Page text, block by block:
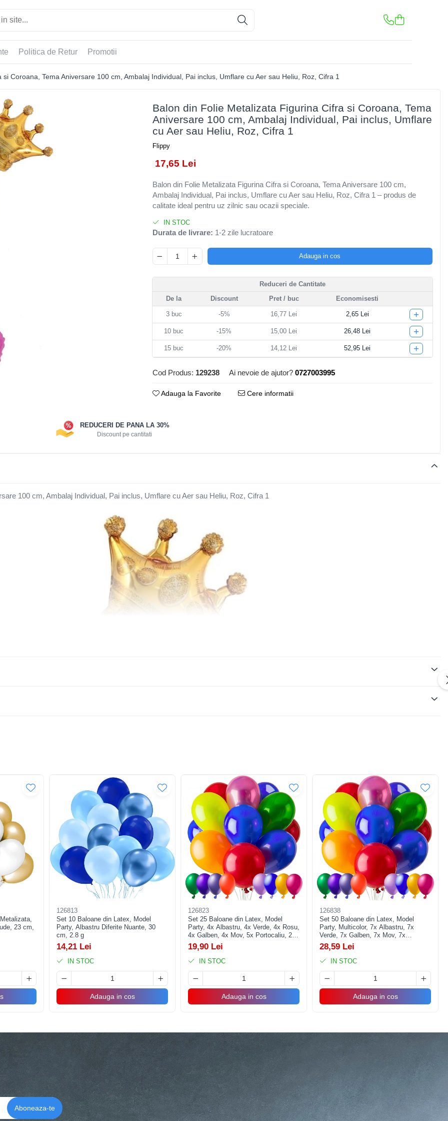
Politica de Retur Promotii
Coroana, Tema Aniversare 100 cm, Ambalaj Individual, Pai inclus, Umflare cu Aer sau Heliu, Roz, Cifra 1
Balon din Folie Metalizata Figurina Cifra si Coroana, Tema
Aniversare 100 cm, Ambalaj Individual, Pai inclus, Umflare
cu Aer sau Heliu, Roz, Cifra 1
Flippy
17,65 Lei
Balon din Folie Metalizata Figurina Cifra si Coroana, Tema Aniversare 100 cm,
Ambalaj Individual, Pai inclus, Umflare cu Aer sau Heliu, Roz, Cifra 1 – produs de
calitate ideal pentru uz zilnic sau ocazii speciale.
IN STOC
Durata de livrare: 1-2 zile lucratoare
Adauga in cos
Reduceri de Cantitate
De la
Discount Pret / buc Economisesti
3buc -5% 16,77 Lei 2,65 Lei +
10 buc -15% 15,00 Lei 26,48 Lei +
15 buc -20% 14,12 Lei 52,95 Lei +
Cod Produs: 129238 Ai nevoie de ajutor? 0727003995
Adauga la Favorite Cere informatii
REDUCERI DE PANA LA 30%
Discount pe cantitati
100 cm, Ambalaj Individual, Pai inclus, Umflare cu Aer sau Heliu, Roz, Cifra 1
23 cm,
126813
Set 10 Baloane din Latex, Model
Party, Albastru Diferite Nuante, 30
cm, 2.8 g
14,21 Lei
IN STOC
Adauga in cos
126823
Set 25 Baloane din Latex, Model
Party, 4x Albastru, 4x Verde, 4x Rosu,
4x Galben, 4x Mov, 5x Portocaliu, 23
cm, 1.4 g
19,90 Lei
IN STOC
Adauga in cos
126838
Set 50 Baloane din Latex, Model
Party, Multicolor, 7x Albastru, 7x
Verde, 7x Galben, 7x Mov, 7x
Portocaliu, 7x Roz, 8x Rosu, 23 cm,
1.4 g
28,59 Lei
IN STOC
Adauga in cos